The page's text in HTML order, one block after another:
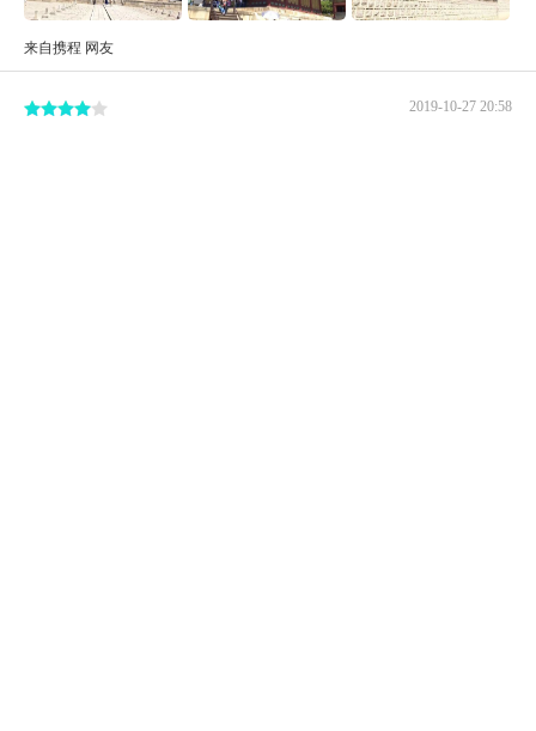
来自携程 网友
2019-10-27 20:58